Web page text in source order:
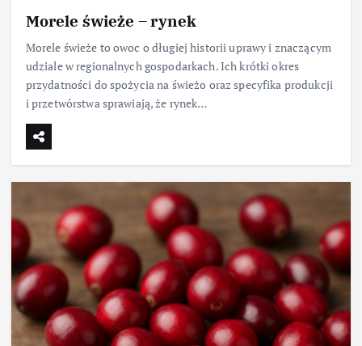
Morele świeże – rynek
Morele świeże to owoc o długiej historii uprawy i znaczącym
udziale w regionalnych gospodarkach. Ich krótki okres
przydatności do spożycia na świeżo oraz specyfika produkcji
i przetwórstwa sprawiają, że rynek…